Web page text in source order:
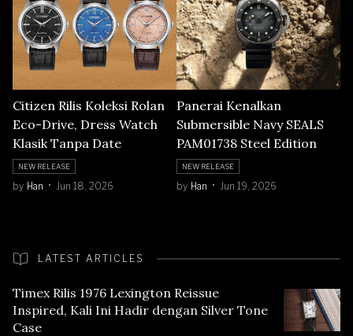
Citizen Rilis Koleksi Rolan
Eco-Drive, Dress Watch
Klasik Tanpa Date
NEW RELEASE
by Han Jun 18, 2026
Panerai Kenalkan
Submersible Navy SEALS
PAM01738 Steel Edition
NEW RELEASE
by Han Jun 19, 2026
LATEST ARTICLES
Timex Rilis 1976 Lexington Reissue
Inspired, Kali Ini Hadir dengan Silver Tone
Case